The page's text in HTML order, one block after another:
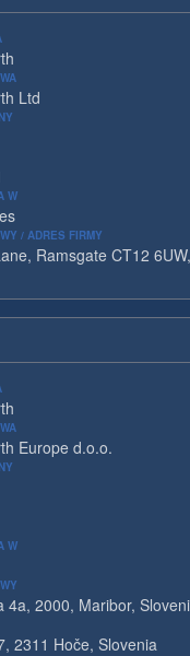
Ltd
W
/ ADRES FIRMY
Ramsgate CT12
Europe d.o.o.
W
4a, 2000, Maribor,
2311 Hoče, Slovenia